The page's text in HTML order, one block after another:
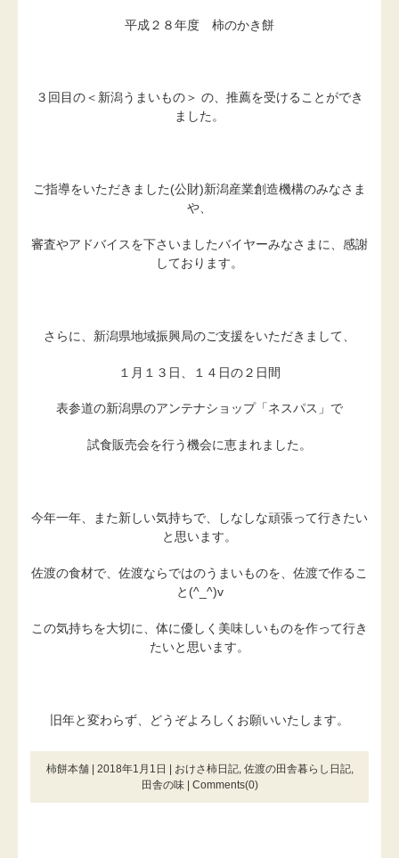
平成２８年度 柿のかき餅
３回目の＜新潟うまいもの＞ の、推薦を受けることができ
ました。
ご指導をいただきました(公財)新潟産業創造機構のみなさま
や、
審査やアドバイスを下さいましたバイヤーみなさまに、感謝
しております。
さらに、新潟県地域振興局のご支援をいただきまして、
１月１３日、１４日の２日間
表参道の新潟県のアンテナショップ「ネスパス」で
試食販売会を行う機会に恵まれました。
今年一年、また新しい気持ちで、しなしな頑張って行きたい
と思います。
佐渡の食材で、佐渡ならではのうまいものを、佐渡で作るこ
と(^_^)v
この気持ちを大切に、体に優しく美味しいものを作って行き
たいと思います。
旧年と変わらず、どうぞよろしくお願いいたします。
柿餅本舗 | 2018年1月1日 | おけさ柿日記, 佐渡の田舎暮らし日記,
田舎の味| Comments(0)